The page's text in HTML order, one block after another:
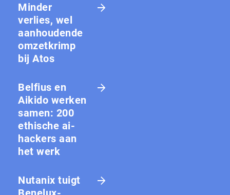
Minder
verlies, wel
aanhoudende
omzetkrimp
bij Atos
Belfius en
Aikido werken
samen: 200
ethische ai-
hackers aan
het werk
Nutanix tuigt